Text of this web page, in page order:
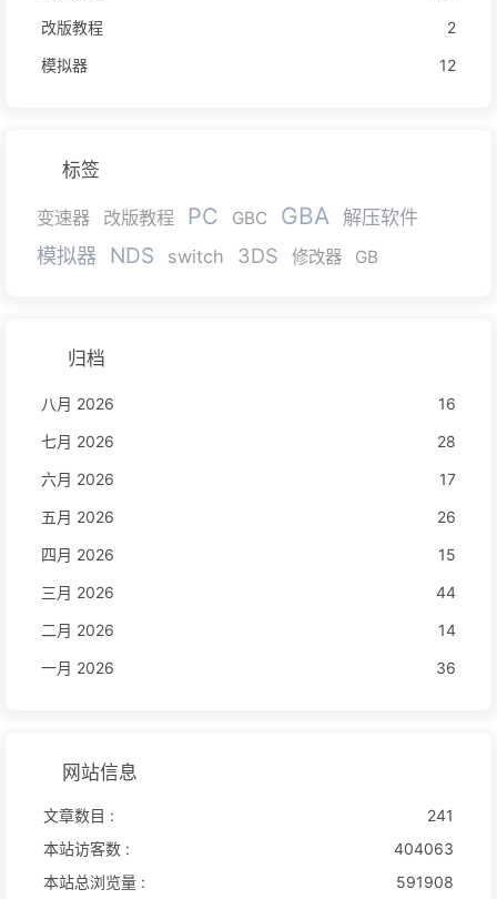
改版教程
2
模拟器
12
标签
变速器 改版教程 PC GBC GBA 解压软件
模拟器 NDS switch 3DS 修改器 GB
归档
八月 2026
16
七月 2026
28
六月 2026
17
五月 2026
26
四月 2026
15
三月 2026
44
二月 2026
14
一月 2026
36
网站信息
文章数目 :
241
本站访客数 :
404063
本站总浏览量 :
591908